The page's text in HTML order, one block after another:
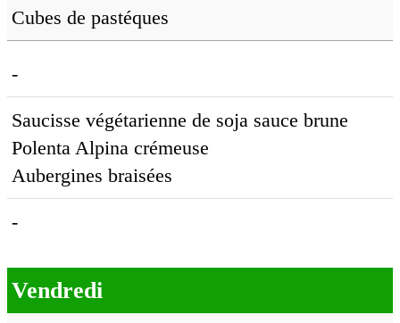
Cubes de pastéques
-
Saucisse végétarienne de soja sauce brune
Polenta Alpina crémeuse
Aubergines braisées
-
Vendredi